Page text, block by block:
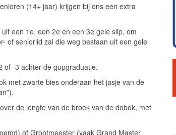
(14+ jaar) krijgen bij ons een extra
een 1e, een 2e en een 3e gele slip, om
of seniorlid zal die weg bestaan uit een gele
of -3 achter de gupgraduatie.
met zwarte bies onderaan het jasje van de
de lengte van de broek van de dobok, met
of Grootmeester (vaak Grand Master